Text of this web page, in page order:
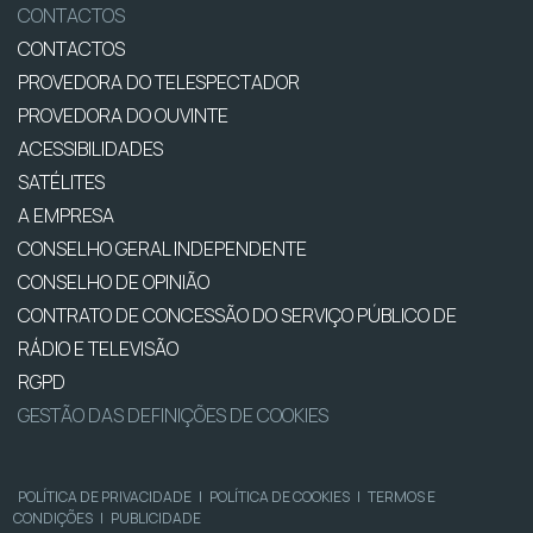
CONTACTOS
CONTACTOS
PROVEDORA DO TELESPECTADOR
PROVEDORA DO OUVINTE
ACESSIBILIDADES
SATÉLITES
A EMPRESA
CONSELHO GERAL INDEPENDENTE
CONSELHO DE OPINIÃO
CONTRATO DE CONCESSÃO DO SERVIÇO PÚBLICO DE
RÁDIO E TELEVISÃO
RGPD
GESTÃO DAS DEFINIÇÕES DE COOKIES
POLÍTICA DE PRIVACIDADE | POLÍTICA DE COOKIES | TERMOS E
CONDIÇÕES | PUBLICIDADE